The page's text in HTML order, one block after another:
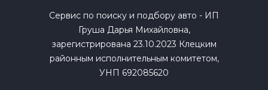
Сервис по поиску и подбору авто - ИП
Груша Дарья Михайловна,
зарегистрирована 23.10.2023 Клецким
районным исполнительным комитетом,
УНП 692085620